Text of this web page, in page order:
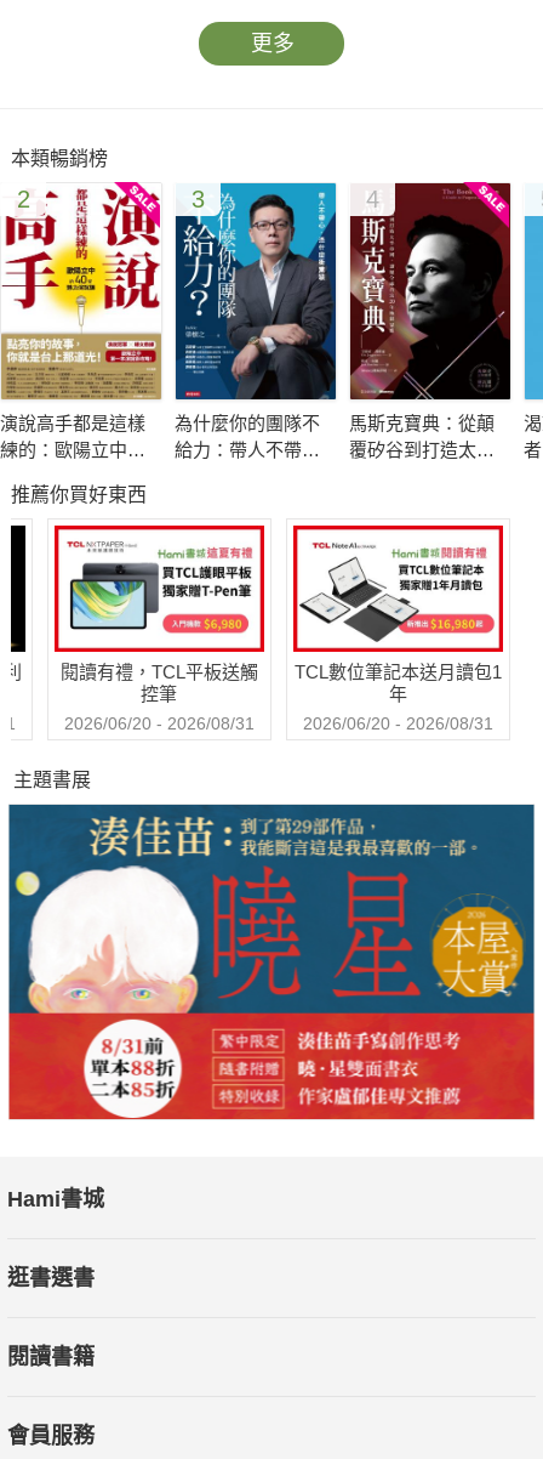
的」，無論求學考試、工作、經營人際關係都不該「單靠努
力」，決勝關鍵在於「聰明選擇」，為自己打造『能預見成功的
本書寫給慣性努力、過度努力，甚至不自覺為別人白白努力
的你，作者從心理學角度分析「有效努力」和「無效努力」的差
異，引導讀者選擇「如何努力最明智」的道路、技巧性避開窮忙
地雷，讓每一分努力效益最大化，不再一無所獲！
【「不追求努力的人」為何比「努力的人」更易得到想要的
成果？】
○努力必有回報的人認為努力只是一種手段，
X努力沒有回報的人認為努力是必須。
取代，所以應該致力於能確實突顯自我價值的事上，沒必要凡事
親力親為，善用科技或是其他人的力量協助分擔才有效率。
○努力必有回報的人用過去式想像自己，
努力有回報的人總用「過去式」來想像未來的自己，他們站
裂，必須明確釐清「可以靠自己努力做到的事」與「做不到的
事」，讓動機具體化。
○努力必有回報的人對自己沒有期待，
X努力沒有回報的人過度自信而受挫。
懂得「自我疼惜」的人會放棄「事情應該怎麼做」的完美理
想主義，不強迫自己縮小理想與現實之間的差距，以避免讓焦
慮、憤怒、悲傷等情緒所擊倒而感到孤立無助。
○努力必有回報的人將have done可視化，
X努力沒有回報的人只想著to do。
善於努力的人會藉由記錄激發動力。他們不會依賴「記憶」
快感會讓人欲罷不能。
X努力沒有回報的人徹夜不眠也會全力以赴。
日」好好放鬆，充電後再出發。制定努力目標時，他們通常不採
競爭者的情況下輕鬆取得勝利。
更多
本類暢銷榜
2
演說高手都是這樣
練的：歐陽立中的
3
為什麼你的團隊不
給力：帶人不帶
4
馬斯克寶典：從顛
覆矽谷到打造太空
推薦你買好東西
閱讀有禮，TCL平板送觸
控筆
2026/06/20 - 2026/08/31
TCL數位筆記本送月讀包1
年
2026/06/20 - 2026/08/31
主題書展
Hami書城
逛書選書
閱讀書籍
會員服務